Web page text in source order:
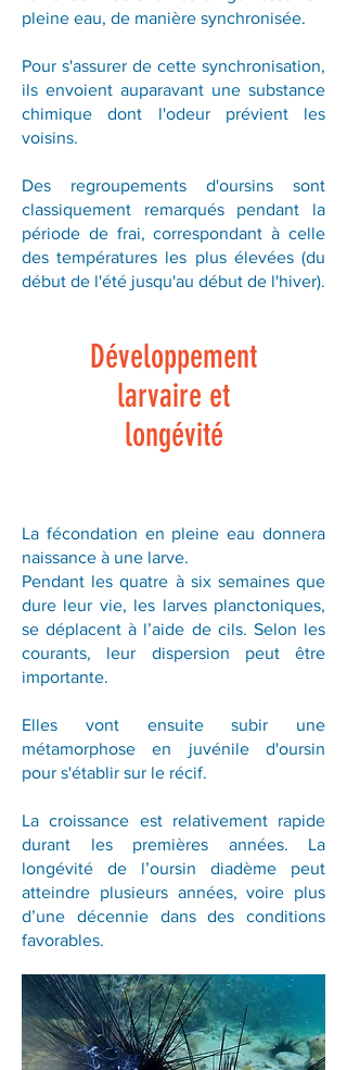
pleine eau, de manière synchronisée.
Pour s'assurer de cette synchronisation,
ils envoient auparavant une substance
chimique dont l'odeur prévient les
voisins.
Des regroupements d'oursins sont
classiquement remarqués pendant la
période de frai, correspondant à celle
des températures les plus élevées (du
début de l'été jusqu'au début de l'hiver).
Développement
larvaire et
longévité
La fécondation en pleine eau donnera
naissance à une larve.
Pendant les quatre à six semaines que
dure leur vie, les larves planctoniques,
se déplacent à l’aide de cils. Selon les
courants, leur dispersion peut être
importante.
Elles vont ensuite subir une
métamorphose en juvénile d'oursin
pour s'établir sur le récif.
La croissance est relativement rapide
durant les premières années. La
longévité de l’oursin diadème peut
atteindre plusieurs années, voire plus
d’une décennie dans des conditions
favorables.